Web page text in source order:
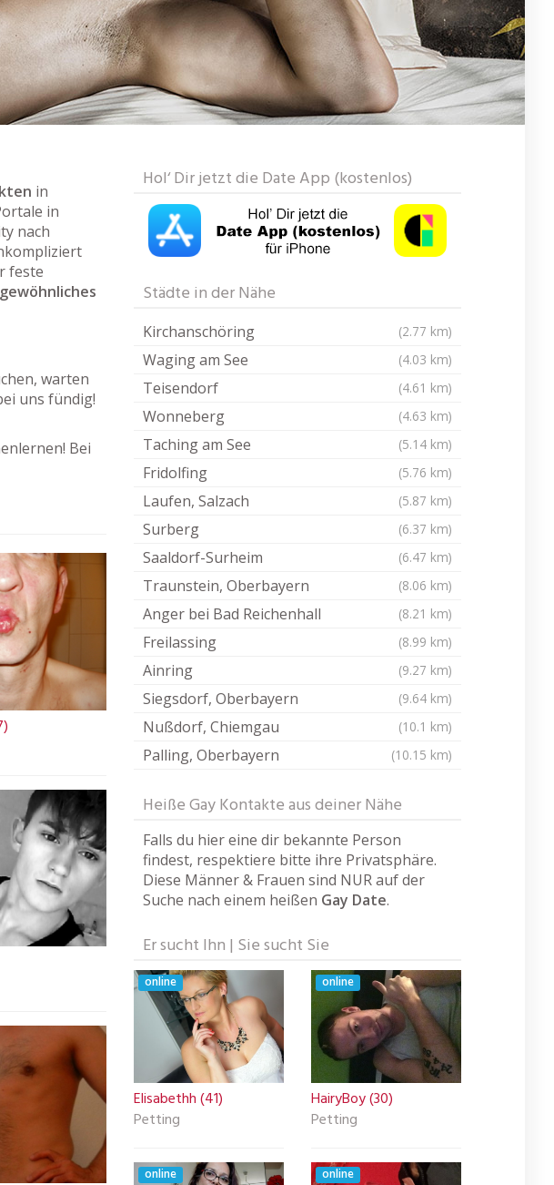
in
in
nach
feste
warten
uns fündig!
Bei
Hol‘ Dir jetzt die Date App (kostenlos)
Städte in der Nähe
Kirchanschöring (2.77 km)
Waging am See (4.03 km)
Teisendorf (4.61 km)
Wonneberg (4.63 km)
Taching am See (5.14 km)
Fridolfing (5.76 km)
Laufen, Salzach (5.87 km)
Surberg (6.37 km)
Saaldorf-Surheim (6.47 km)
Traunstein, Oberbayern (8.06 km)
Anger bei Bad Reichenhall (8.21 km)
Freilassing (8.99 km)
Ainring (9.27 km)
Siegsdorf, Oberbayern (9.64 km)
Nußdorf, Chiemgau (10.1 km)
Palling, Oberbayern (10.15 km)
Heiße Gay Kontakte aus deiner Nähe
Falls du hier eine dir bekannte Person
findest, respektiere bitte ihre Privatsphäre.
Diese Männer & Frauen sind NUR auf der
Suche nach einem heißen Gay Date.
Er sucht Ihn | Sie sucht Sie
online
Elisabethh (41)
Petting
online
HairyBoy (30)
Petting
online online